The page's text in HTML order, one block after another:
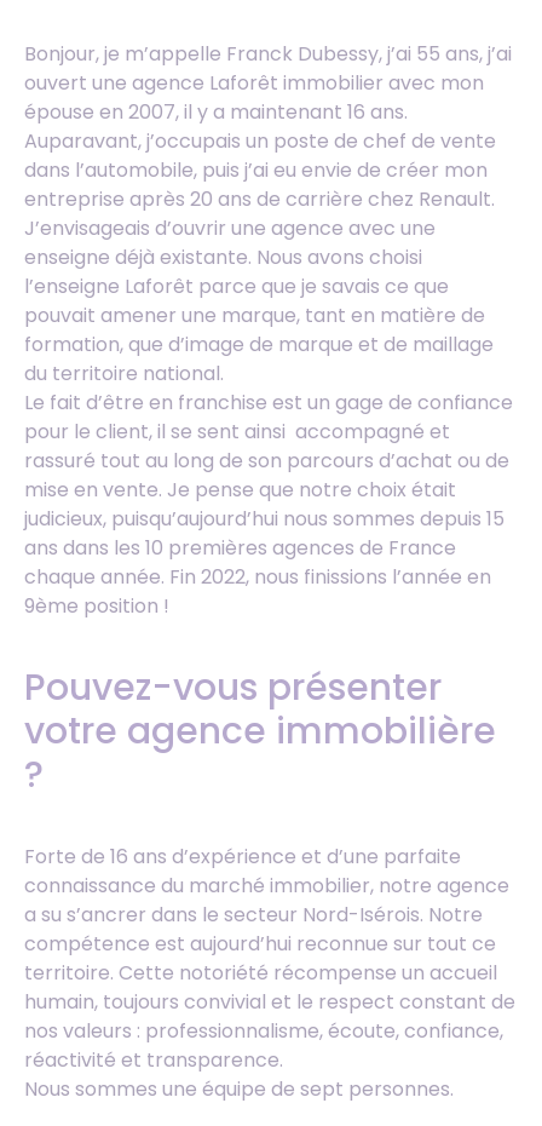
Bonjour, je m’appelle Franck Dubessy, j’ai 55 ans, j’ai
ouvert une agence Laforêt immobilier avec mon
épouse en 2007, il y a maintenant 16 ans.
Auparavant, j’occupais un poste de chef de vente
dans l’automobile, puis j’ai eu envie de créer mon
entreprise après 20 ans de carrière chez Renault.
J’envisageais d’ouvrir une agence avec une
enseigne déjà existante. Nous avons choisi
l’enseigne Laforêt parce que je savais ce que
pouvait amener une marque, tant en matière de
formation, que d’image de marque et de maillage
du territoire national.
Le fait d’être en franchise est un gage de confiance
pour le client, il se sent ainsi accompagné et
rassuré tout au long de son parcours d’achat ou de
mise en vente. Je pense que notre choix était
judicieux, puisqu’aujourd’hui nous sommes depuis 15
ans dans les 10 premières agences de France
chaque année. Fin 2022, nous finissions l’année en
9ème position !
Pouvez-vous présenter
votre agence immobilière
?
Forte de 16 ans d’expérience et d’une parfaite
connaissance du marché immobilier, notre agence
a su s’ancrer dans le secteur Nord-Isérois. Notre
compétence est aujourd’hui reconnue sur tout ce
territoire. Cette notoriété récompense un accueil
humain, toujours convivial et le respect constant de
nos valeurs : professionnalisme, écoute, confiance,
réactivité et transparence.
Nous sommes une équipe de sept personnes.